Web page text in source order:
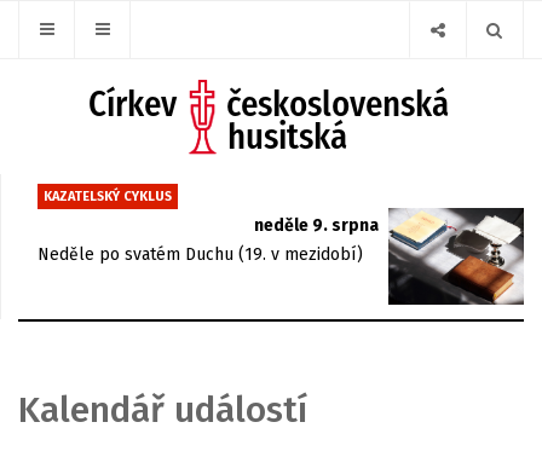
KAZATELSKÝ CYKLUS
neděle 9. srpna
Neděle po svatém Duchu (19. v mezidobí)
Kalendář událostí